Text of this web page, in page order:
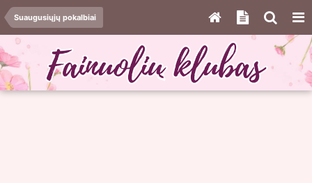
Suaugusiųjų pokalbiai